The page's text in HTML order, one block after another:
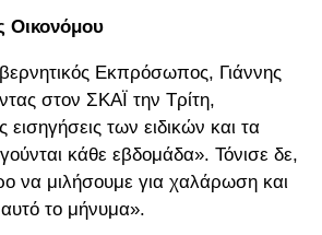
Οικονόμου
Εκπρόσωπος, Γιάννης
στον ΣΚΑΪ την Τρίτη,
εισηγήσεις των ειδικών και τα
κάθε εβδομάδα». Τόνισε δε,
να μιλήσουμε για χαλάρωση και
το μήνυμα».